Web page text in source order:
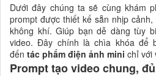
Dưới đây chúng ta sẽ cùng khám
prompt được thiết kế sẵn nhịp
không khí. Giúp bạn dễ dàng tùy
video. Đây chính là chìa khóa để
đến tác phẩm điện ảnh mini chỉ với
Prompt tạo video chung,